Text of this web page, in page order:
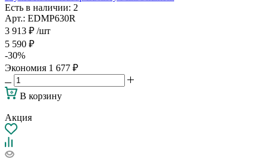
Есть в наличии: 2
Арт.: EDMP630R
3 913 ₽ /шт
5 590 ₽
-30%
Экономия 1 677 ₽
В корзину
Акция